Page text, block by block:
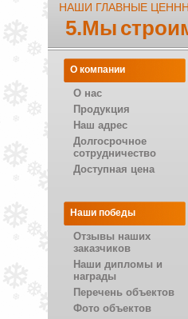
НАШИ ГЛАВНЫЕ
5.Мы
О компании
О нас
Продукция
Наш адрес
Долгосрочное
сотрудничество
Доступная цена
Наши победы
Отзывы наших
заказчиков
Наши дипломы и
награды
Перечень объектов
Фото объектов